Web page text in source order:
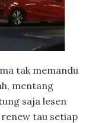
tak memandu
mentang
saja lesen
tau setiap